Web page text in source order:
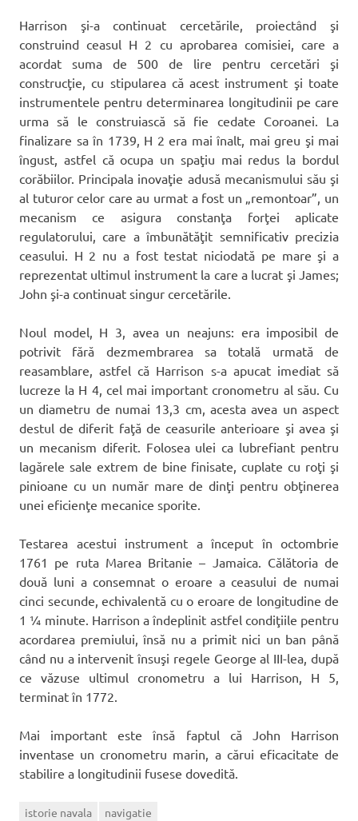
Harrison şi-a continuat cercetările, proiectând şi
construind ceasul H 2 cu aprobarea comisiei, care a
acordat suma de 500 de lire pentru cercetări şi
construcţie, cu stipularea că acest instrument şi toate
instrumentele pentru determinarea longitudinii pe care
urma să le construiască să fie cedate Coroanei. La
finalizare sa în 1739, H 2 era mai înalt, mai greu şi mai
îngust, astfel că ocupa un spaţiu mai redus la bordul
corăbiilor. Principala inovaţie adusă mecanismului său şi
al tuturor celor care au urmat a fost un „remontoar”, un
mecanism ce asigura constanţa forţei aplicate
regulatorului, care a îmbunătăţit semnificativ precizia
ceasului. H 2 nu a fost testat niciodată pe mare şi a
reprezentat ultimul instrument la care a lucrat şi James;
John şi-a continuat singur cercetările.
Noul model, H 3, avea un neajuns: era imposibil de
potrivit fără dezmembrarea sa totală urmată de
reasamblare, astfel că Harrison s-a apucat imediat să
lucreze la H 4, cel mai important cronometru al său. Cu
un diametru de numai 13,3 cm, acesta avea un aspect
destul de diferit faţă de ceasurile anterioare şi avea şi
un mecanism diferit. Folosea ulei ca lubrefiant pentru
lagărele sale extrem de bine finisate, cuplate cu roţi şi
pinioane cu un număr mare de dinţi pentru obţinerea
unei eficienţe mecanice sporite.
Testarea acestui instrument a început în octombrie
1761 pe ruta Marea Britanie – Jamaica. Călătoria de
două luni a consemnat o eroare a ceasului de numai
cinci secunde, echivalentă cu o eroare de longitudine de
1 ¼ minute. Harrison a îndeplinit astfel condiţiile pentru
acordarea premiului, însă nu a primit nici un ban până
când nu a intervenit însuşi regele George al III-lea, după
ce văzuse ultimul cronometru a lui Harrison, H 5,
terminat în 1772.
Mai important este însă faptul că John Harrison
inventase un cronometru marin, a cărui eficacitate de
stabilire a longitudinii fusese dovedită.
istorie navala navigatie